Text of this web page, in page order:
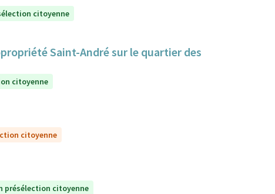
citoyenne
Saint-André sur le quartier des
citoyenne
citoyenne
présélection citoyenne